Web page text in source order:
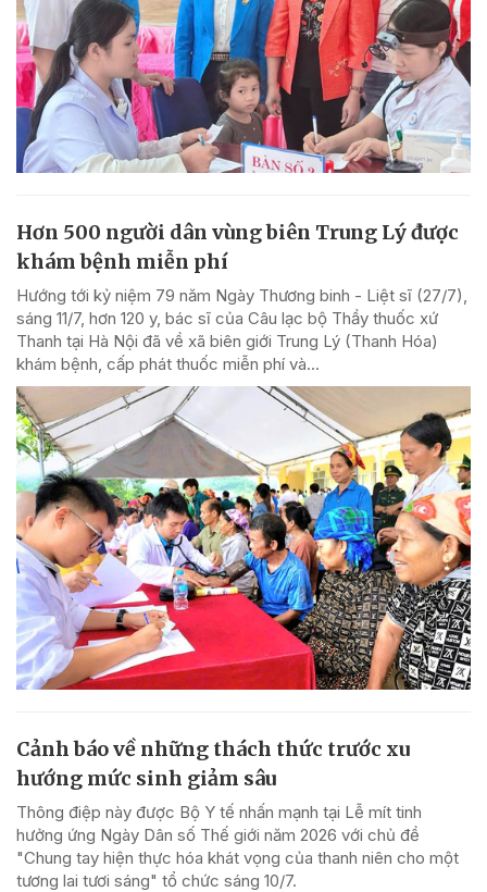
Hơn 500 người dân vùng biên Trung Lý được
khám bệnh miễn phí
Hướng tới kỷ niệm 79 năm Ngày Thương binh - Liệt sĩ (27/7),
sáng 11/7, hơn 120 y, bác sĩ của Câu lạc bộ Thầy thuốc xứ
Thanh tại Hà Nội đã về xã biên giới Trung Lý (Thanh Hóa)
khám bệnh, cấp phát thuốc miễn phí và...
Cảnh báo về những thách thức trước xu
hướng mức sinh giảm sâu
Thông điệp này được Bộ Y tế nhấn mạnh tại Lễ mít tinh
hưởng ứng Ngày Dân số Thế giới năm 2026 với chủ đề
"Chung tay hiện thực hóa khát vọng của thanh niên cho một
tương lai tươi sáng" tổ chức sáng 10/7.